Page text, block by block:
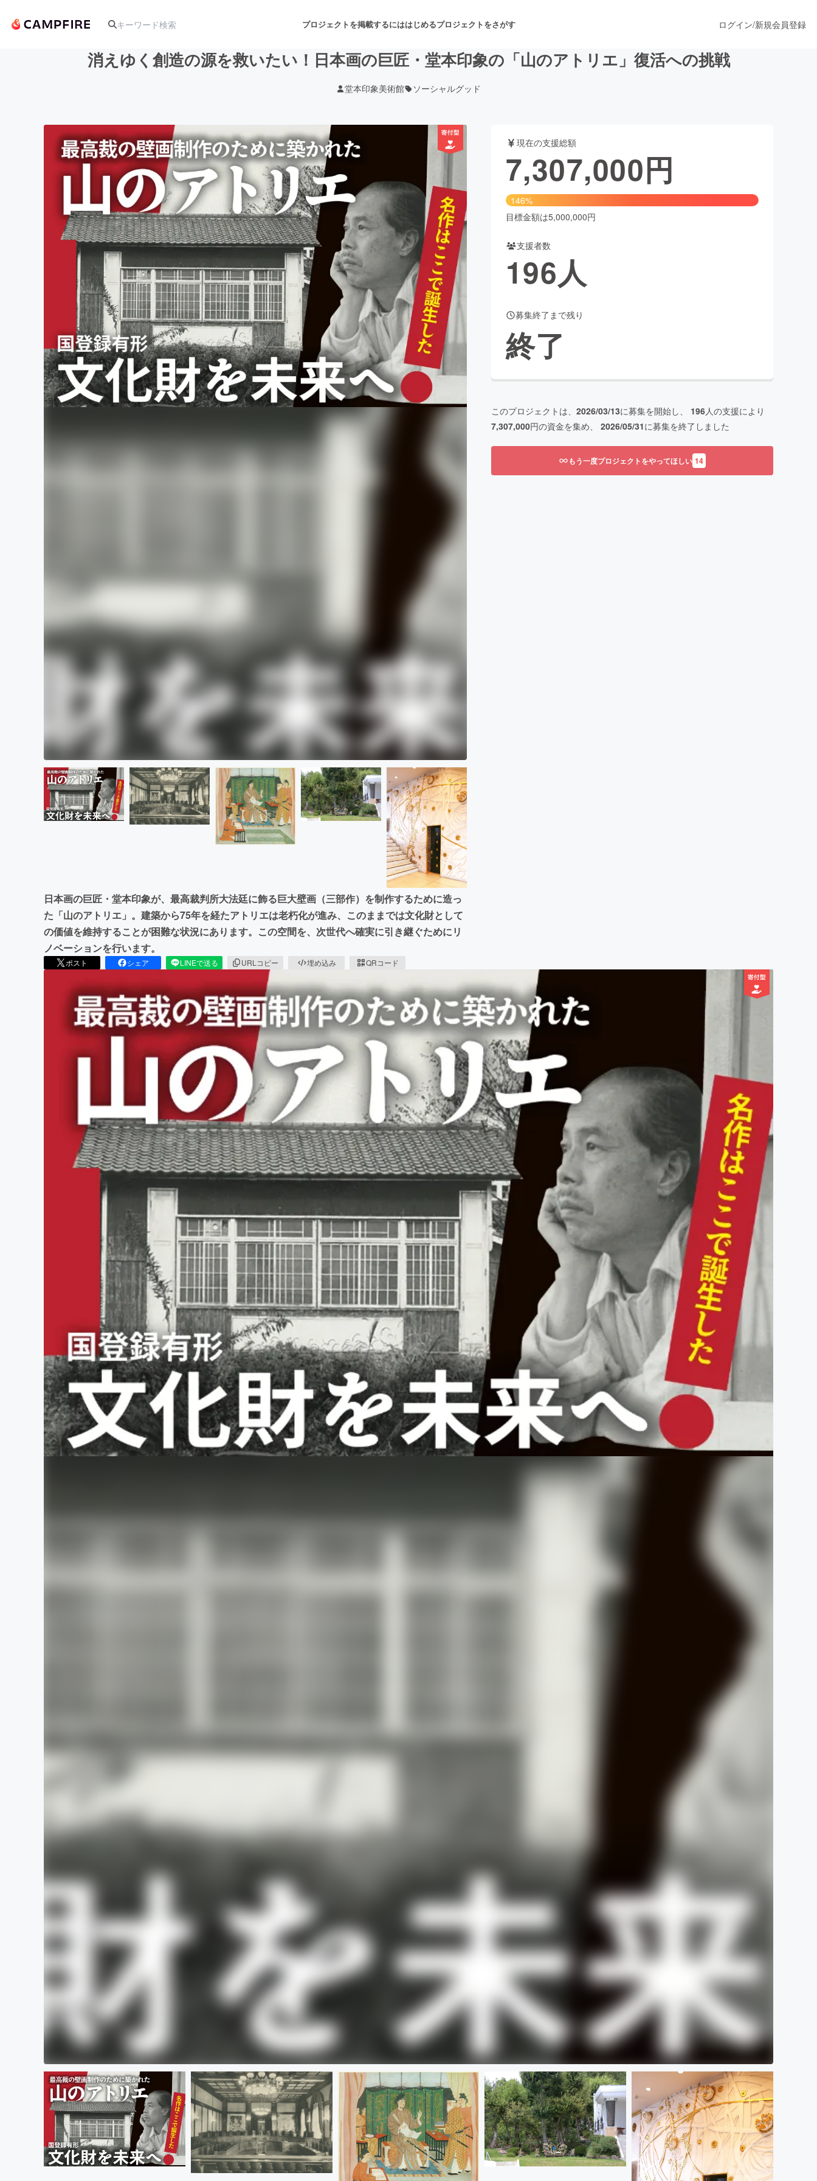
プロジェクトを掲載するにははじめるプロジェクトをさがす
アート・写真 音楽 舞台・パフォーマンス
テクノロジー・ガジェット ゲーム・サービス開発 ファッション
映像・映画 書籍・雑誌出版 アニメ・漫画
ビジネス・起業 チャレンジ ビューティー・ヘルスケア
まちづくり・地域活性化
CAMPFIRE for Social GoodCAMPFIRE Creation
CAMPFIREふるさと納税
machi-ya
ログイン/新規会員登録
消えゆく創造の源を救いたい！日本画の巨匠・堂本印象の「山のアトリエ」復活への挑戦
堂本印象美術館 ソーシャルグッド
日本画の巨匠・堂本印象が、最高裁判所大法廷に飾る巨大壁画（三部作）を制作するために造っ
た「山のアトリエ」。建築から75年を経たアトリエは老朽化が進み、このままでは文化財として
の価値を維持することが困難な状況にあります。この空間を、次世代へ確実に引き継ぐためにリ
ノベーションを行います。
ポスト シェア LINEで送る URLコピー 埋め込み QRコード
現在の支援総額
7,307,000円
146%
目標金額は5,000,000円
支援者数
196人
募集終了まで残り
終了
このプロジェクトは、 2026/03/13に募集を開始し、 196人の支援により
7,307,000円の資金を集め、 2026/05/31に募集を終了しました
もう一度プロジェクトをやってほしい 14